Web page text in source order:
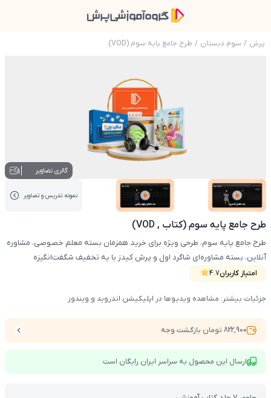
پرش / سوم دبستان / طرح جامع پایه سوم (VOD)
گالری تصاویر 1
عکس کاور نمونه تدریسعکس کاور نمونه تدریس
نمونه تدریس‌ و تصاویر
طرح جامع پایه سوم (کتاب , VOD)
امتیاز کاربران4.7
طرح جامع پایه سوم، طرحی ویژه برای خرید همزمان بسته معلم خصوصی، مشاوره
آنلاین، بسته مشاوره‌ای شاگرد اول و پرش کیدز با یه تخفیف شگفت‌انگیزه
جزئیات بیشتر: مشاهده ویدیوها در اپلیکیشن اندروید و ویندوز
822,900 تومان بازگشت وجه
ارسال این محصول به سراسر ایران رایگان است